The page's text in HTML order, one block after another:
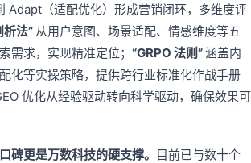
Adapt（适配优化）形成营销闭环，多维度评
析法” 从用户意图、场景适配、情感维度等五
需求，实现精准定位； “GRPO 法则”涵盖内
化等实操策略，提供跨行业标准化作战手册
优化从经验驱动转向科学驱动，确保效果可
碑更是万数科技的硬支撑。 目前已与数十个